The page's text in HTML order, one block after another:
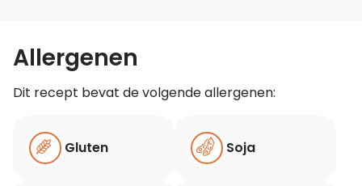
Allergenen
Dit recept bevat de volgende allergenen:
Gluten Soja